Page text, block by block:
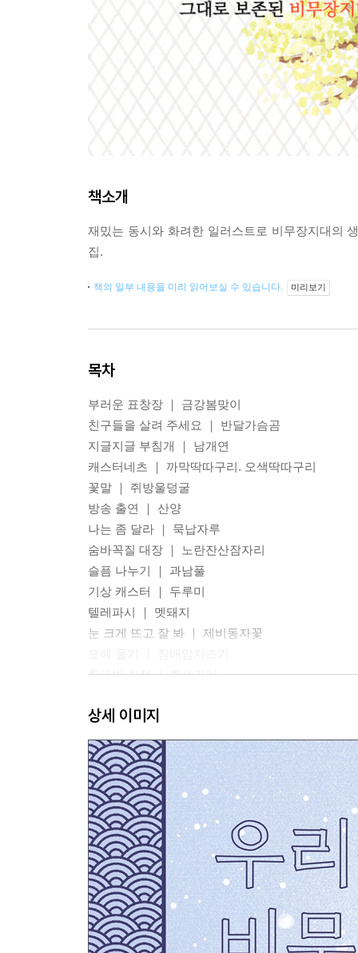
책소개
재밌는 동시와 화려한 일러스트로 비무장지대의
집.
책의 일부 내용을 미리 읽어보실 수 있습니다. 미리보기
목차
부러운 표창장 ｜ 금강봄맞이
친구들을 살려 주세요 ｜ 반달가슴곰
지글지글 부침개 ｜ 남개연
캐스터네츠 ｜ 까막딱따구리. 오색딱따구리
꽃말 ｜ 쥐방울덩굴
방송 출연 ｜ 산양
나는 좀 달라 ｜ 묵납자루
숨바꼭질 대장 ｜ 노란잔산잠자리
슬픔 나누기 ｜ 과남풀
기상 캐스터 ｜ 두루미
텔레파시 ｜ 멧돼지
눈 크게 뜨고 잘 봐 ｜ 제비동자꽃
황금빛 친절 ｜ 황쏘가리
스타 탄생 ｜ 등뿔왕거미
통일의 꽃종 ｜ 금강초롱꽃
가족을 만들어 준 꽃 ｜ 참닻꽃
주머니 지키기 ｜ 사향노루
최고의 사냥꾼 ｜ 검독수리
쓰레기 바위 ｜ 점박이물범
맞고 싶은 방망이 ｜ 산솜방망이
움직이는 솜사탕 ｜ 백로
같은 것 맞아? ｜ 삵
꽃파도 ｜ 분홍바늘꽃
마지막 꽃봉오리 ｜ 딱새
소문내기 ｜ 수원청개구리
상세 이미지